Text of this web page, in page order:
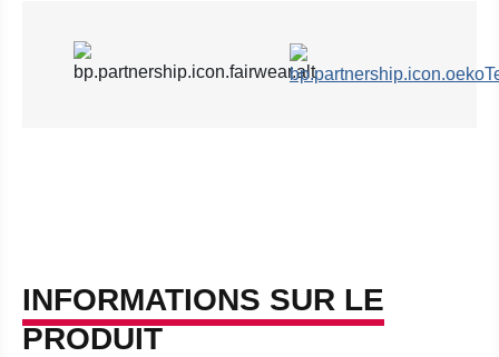
INFORMATIONS SUR LE
PRODUIT